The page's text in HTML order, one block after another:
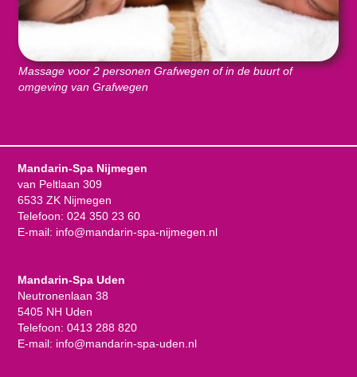
Massage voor 2 personen Grafwegen of in de buurt of
omgeving van Grafwegen
Mandarin-Spa Nijmegen
van Peltlaan 309
6533 ZK Nijmegen
Telefoon: 024 350 23 60
E-mail: info@mandarin-spa-nijmegen.nl
Mandarin-Spa Uden
Neutronenlaan 38
5405 NH Uden
Telefoon: 0413 288 820
E-mail: info@mandarin-spa-uden.nl